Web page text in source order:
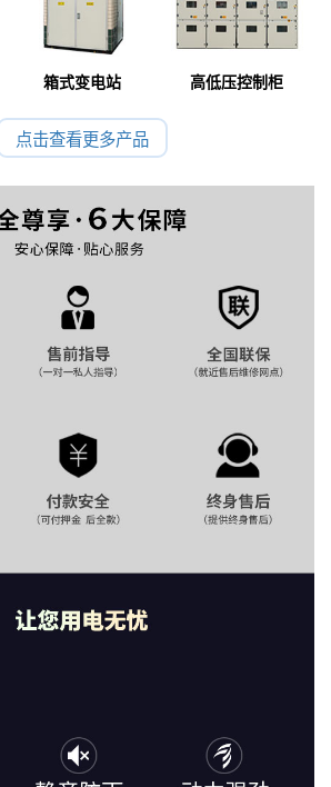
箱式变电站 高低压控制柜
点击查看更多产品